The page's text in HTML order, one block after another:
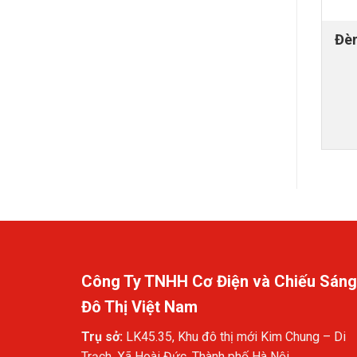
Công Ty TNHH Cơ Điện và Chiếu Sáng
Đô Thị Việt Nam
Trụ sở: LK45.35, Khu đô thị mới Kim Chung – Di